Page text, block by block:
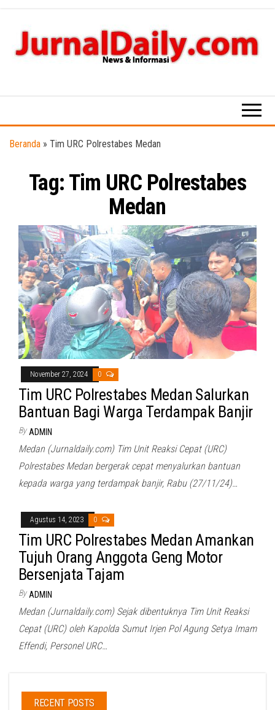
Informasi
Beranda » Tim URC Polrestabes Medan
Tag: Tim URC Polrestabes
Medan
November 27, 2024 0
Tim URC Polrestabes Medan Salurkan
Bantuan Bagi Warga Terdampak Banjir
By ADMIN
Medan (Jurnaldaily.com) Tim Unit Reaksi Cepat (URC)
Polrestabes Medan bergerak cepat menyalurkan bantuan
kepada warga yang terdampak banjir, Rabu (27/11/24)…
Agustus 14, 2023 0
Tim URC Polrestabes Medan Amankan
Tujuh Orang Anggota Geng Motor
Bersenjata Tajam
By ADMIN
Medan (Jurnaldaily.com) Sejak dibentuknya Tim Unit Reaksi
Cepat (URC) oleh Kapolda Sumut Irjen Pol Agung Setya Imam
Effendi, Personel URC…
RECENT POSTS